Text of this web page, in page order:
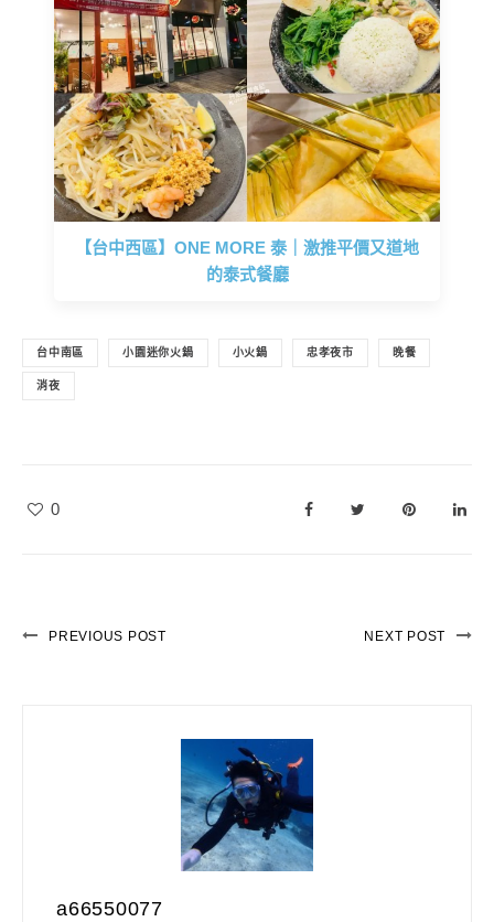
【台中西區】ONE MORE 泰｜激推平價又道地
的泰式餐廳
台中南區 小園迷你火鍋 小火鍋 忠孝夜市 晚餐
消夜
0
PREVIOUS POST NEXT POST
a66550077